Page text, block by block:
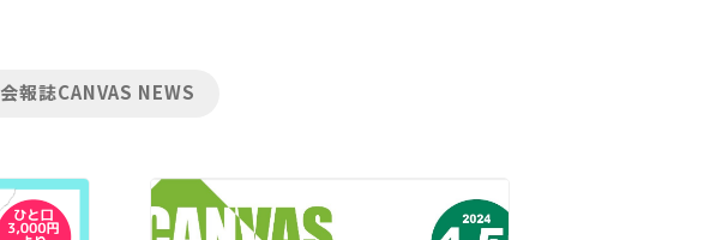
会報誌CANVAS NEWS